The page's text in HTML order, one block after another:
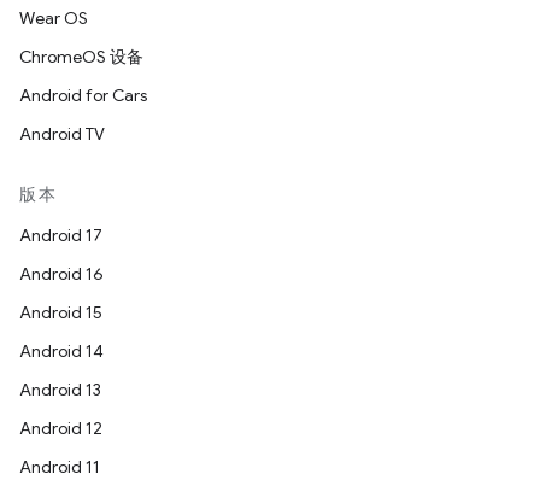
Wear OS
ChromeOS 设备
Android for Cars
Android TV
版本
Android 17
Android 16
Android 15
Android 14
Android 13
Android 12
Android 11